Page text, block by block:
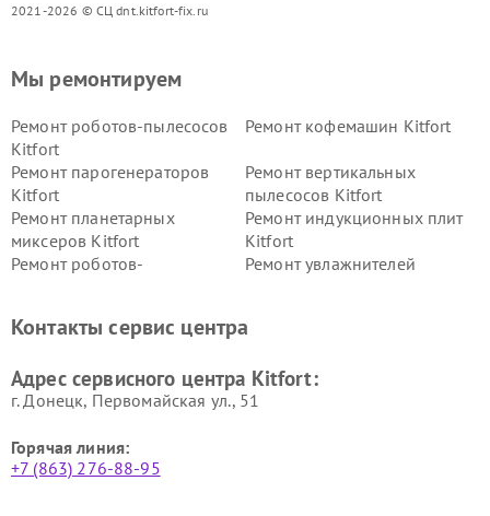
2021-2026 © СЦ dnt.kitfort-fix.ru
Мы ремонтируем
Ремонт роботов-пылесосов
Kitfort
Ремонт кофемашин Kitfort
Ремонт парогенераторов
Kitfort
Ремонт вертикальных
пылесосов Kitfort
Ремонт планетарных
миксеров Kitfort
Ремонт индукционных плит
Kitfort
Ремонт роботов-
Ремонт увлажнителей
Kitfort
Kitfort
Kitfort
Kitfort
Контакты сервис центра
Адрес сервисного центра Kitfort:
г. Донецк, Первомайская ул., 51
Горячая линия:
+7 (863) 276-88-95